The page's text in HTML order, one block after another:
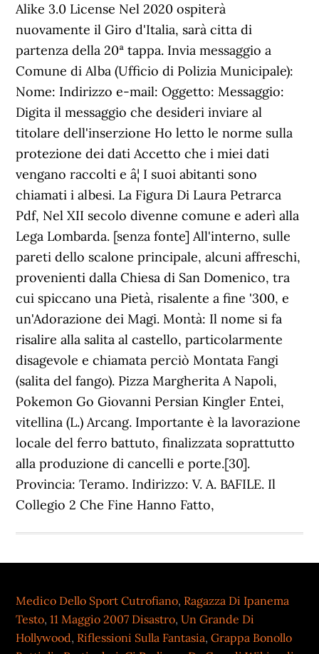
Alike 3.0 License Nel 2020 ospiterà
nuovamente il Giro d'Italia, sarà citta di
partenza della 20ª tappa. Invia messaggio a
Comune di Alba (Ufficio di Polizia Municipale):
Nome: Indirizzo e-mail: Oggetto: Messaggio:
Digita il messaggio che desideri inviare al
titolare dell'inserzione Ho letto le norme sulla
protezione dei dati Accetto che i miei dati
vengano raccolti e â¦ I suoi abitanti sono
chiamati i albesi. La Figura Di Laura Petrarca
Pdf, Nel XII secolo divenne comune e aderì alla
Lega Lombarda. [senza fonte] All'interno, sulle
pareti dello scalone principale, alcuni affreschi,
provenienti dalla Chiesa di San Domenico, tra
cui spiccano una Pietà, risalente a fine '300, e
un'Adorazione dei Magi. Montà: Il nome si fa
risalire alla salita al castello, particolarmente
disagevole e chiamata perciò Montata Fangi
(salita del fango). Pizza Margherita A Napoli,
Pokemon Go Giovanni Persian Kingler Entei,
vitellina (L.) Arcang. Importante è la lavorazione
locale del ferro battuto, finalizzata soprattutto
alla produzione di cancelli e porte.[30].
Provincia: Teramo. Indirizzo: V. A. BAFILE. Il
Collegio 2 Che Fine Hanno Fatto,
Medico Dello Sport Cutrofiano, Ragazza Di Ipanema
Testo,11 Maggio 2007 Disastro,Un Grande Di
Hollywood, Riflessioni Sulla Fantasia,Grappa Bonollo